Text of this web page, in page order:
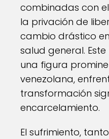
combinadas con
la privación de
cambio drástico
salud general.
una figura
venezolana,
transformación
encarcelamiento.
El sufrimiento,